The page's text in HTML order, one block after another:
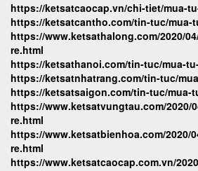
https://ketsatcaocap.vn/chi-tiet/mua-
https://ketsatcantho.com/tin-tuc/mua-
https://www.ketsathalong.com/2020/
re.html
https://ketsathanoi.com/tin-tuc/mua-
https://ketsatnhatrang.com/tin-tuc/
https://ketsatsaigon.com/tin-tuc/mua-
https://www.ketsatvungtau.com/2020/
re.html
https://www.ketsatbienhoa.com/2020/
re.html
https://www.ketsatcaocap.com.vn/